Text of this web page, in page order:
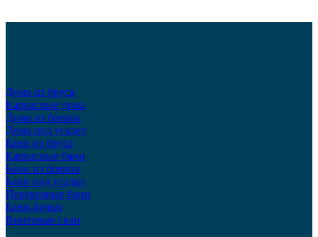
Дома из бруса
Каркасные дома
Дома из бревна
Дома под усадку
Бани из бруса
Каркасные бани
Бани из бревна
Бани под усадку
Перевозные бани
Бани-бочки
Винтовые сваи